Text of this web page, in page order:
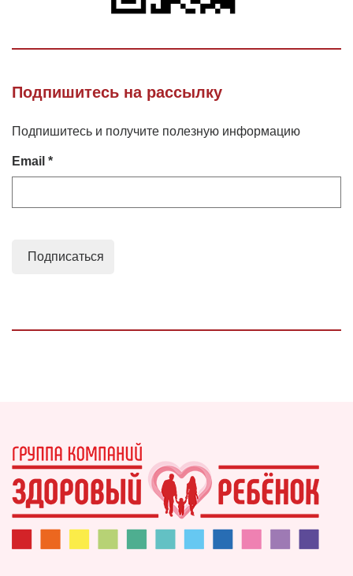
Подпишитесь на рассылку
Подпишитесь и получите полезную информацию
Email *